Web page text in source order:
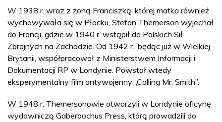
W 1938 r. wraz z żoną Franciszką, której matka również
wychowywała się w Płocku, Stefan Themerson wyjechał
do Francji, gdzie w 1940 r. wstąpił do Polskich Sił
Zbrojnych na Zachodzie. Od 1942 r., będąc już w Wielkiej
Brytanii, współpracował z Ministerstwem Informacji i
Dokumentacji RP w Londynie. Powstał wtedy
eksperymentalny film antywojenny „Calling Mr. Smith”.
W 1948 r. Themersonowie otworzyli w Londynie oficynę
wydawniczą Gaberbochus Press, którą prowadzili do